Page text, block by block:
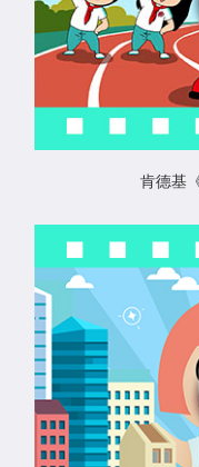
肯德基